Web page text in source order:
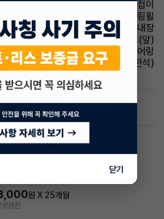
사이드미러 전동접이
스티어링휠 속도감응식 스티어링휠
스티어링휠 열선내장
시트 열선시트(앞)
스티어링휠 텔레스코픽 스티어링
시트 통풍시트(운전석)
확인하시기 바랍니다.
원 X 25개월
방금전
닫기